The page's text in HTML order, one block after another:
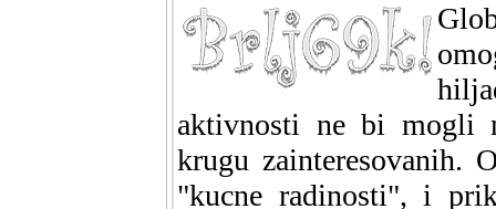
aktivnosti ne bi mogli
krugu zainteresovanih.
"kucne radinosti", i